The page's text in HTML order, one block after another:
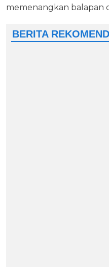
memenangkan balapan